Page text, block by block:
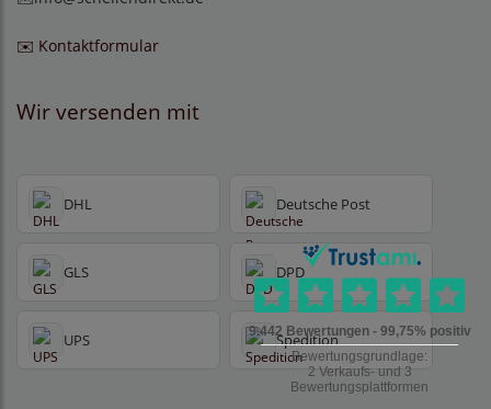
✉️ Kontaktformular
Wir versenden mit
DHL Deutsche Post
GLS DPD
UPS Spedition